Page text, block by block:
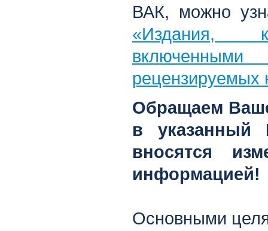
ВАК, можно
«Издания,
рецензируемых
Обращаем
в указанный
вносятся
информацией!
Основными